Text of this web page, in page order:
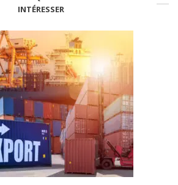
INTÉRESSER